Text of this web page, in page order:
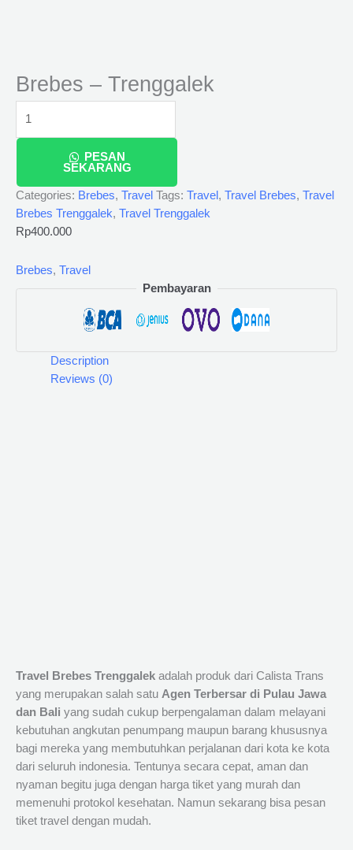
Brebes – Trenggalek
PESAN
SEKARANG
Categories: Brebes, Travel Tags: Travel , Travel Brebes, Travel
Brebes Trenggalek, Travel Trenggalek
Rp400.000
Brebes, Travel
Pembayaran
Description
Reviews (0)
Travel Brebes Trenggalek adalah produk dari Calista Trans
yang merupakan salah satu Agen Terbersar di Pulau Jawa
dan Bali yang sudah cukup berpengalaman dalam melayani
kebutuhan angkutan penumpang maupun barang khususnya
bagi mereka yang membutuhkan perjalanan dari kota ke kota
dari seluruh indonesia. Tentunya secara cepat, aman dan
nyaman begitu juga dengan harga tiket yang murah dan
memenuhi protokol kesehatan. Namun sekarang bisa pesan
tiket travel dengan mudah.